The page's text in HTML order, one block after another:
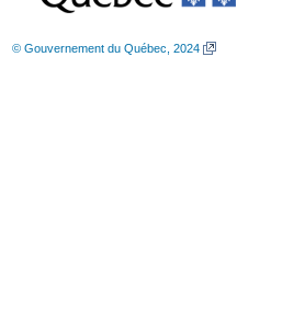
© Gouvernement du Québec, 2024